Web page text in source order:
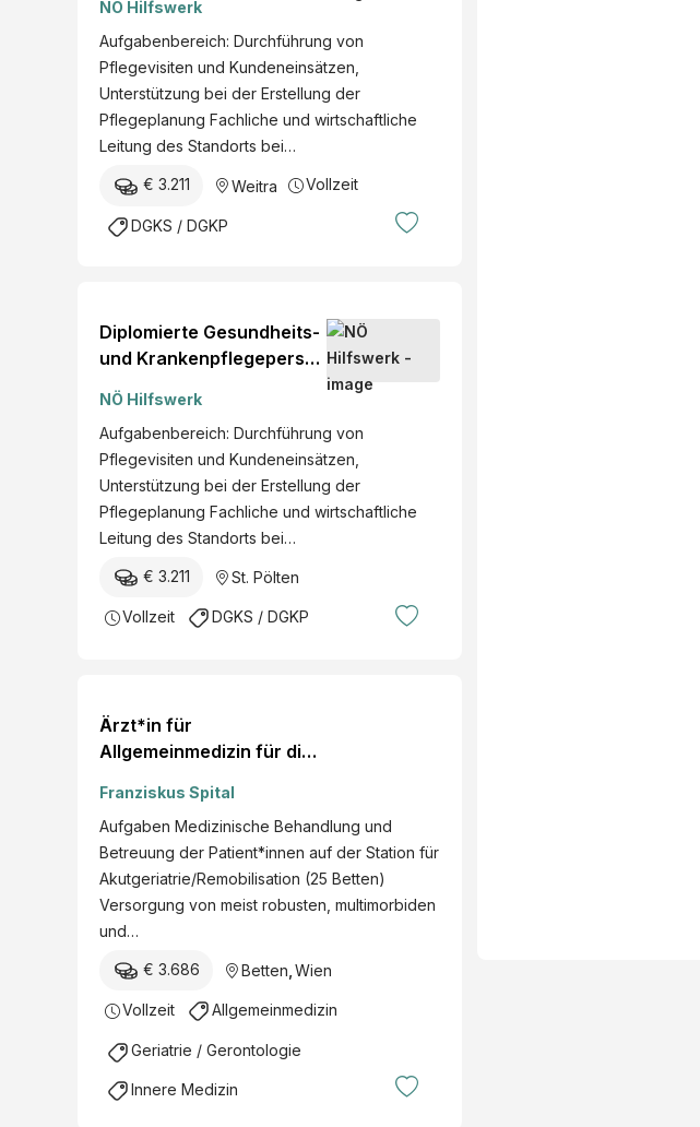
Pflegemanagement"
(w/m/d)
NÖ Hilfswerk
Aufgabenbereich: Durchführung von
Pflegevisiten und Kundeneinsätzen,
Unterstützung bei der Erstellung der
Pflegeplanung Fachliche und wirtschaftliche
Leitung des Standorts bei…
€ 3.211 Weitra Vollzeit
DGKS / DGKP
Diplomierte Gesundheits-
und Krankenpflegeperson
Pflegemanagement"
(w/m/d)
NÖ Hilfswerk
Aufgabenbereich: Durchführung von
Pflegevisiten und Kundeneinsätzen,
Unterstützung bei der Erstellung der
Pflegeplanung Fachliche und wirtschaftliche
Leitung des Standorts bei…
€ 3.211 St. Pölten
Vollzeit DGKS / DGKP
Ärzt*in für
Allgemeinmedizin für die
Franziskus Spital
Aufgaben Medizinische Behandlung und
Betreuung der Patient*innen auf der Station für
Akutgeriatrie/Remobilisation (25 Betten)
Versorgung von meist robusten, multimorbiden
und…
€ 3.686 Betten Wien
Vollzeit Allgemeinmedizin
Geriatrie / Gerontologie
Innere Medizin